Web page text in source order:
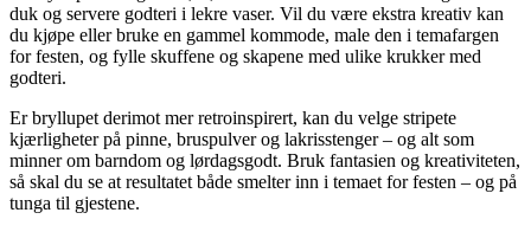
duk og servere godteri i lekre vaser. Vil du være ekstra kreativ kan
du kjøpe eller bruke en gammel kommode, male den i temafargen
for festen, og fylle skuffene og skapene med ulike krukker med
godteri.
Er bryllupet derimot mer retroinspirert, kan du velge stripete
kjærligheter på pinne, bruspulver og lakrisstenger – og alt som
minner om barndom og lørdagsgodt. Bruk fantasien og kreativiteten,
så skal du se at resultatet både smelter inn i temaet for festen – og på
tunga til gjestene.